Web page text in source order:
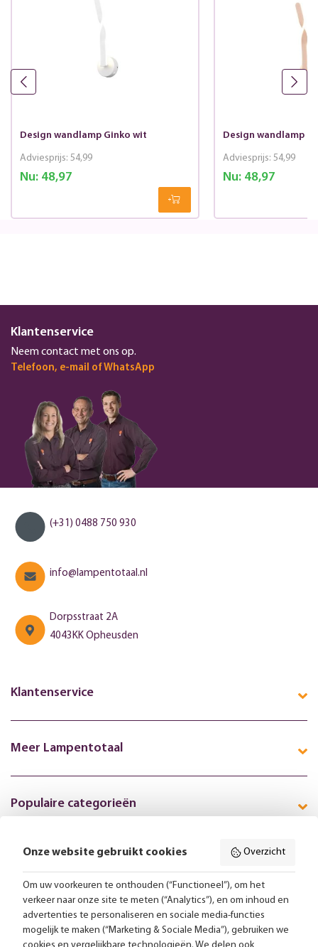
Design wandlamp Ginko wit
Nu:48,97
Adviesprijs: 54,99
Design wandlamp
Nu:48,97
Adviesprijs: 54,99
Klantenservice
Neem contact met ons op.
Telefoon, e-mail of WhatsApp
(+31) 0488 750 930
info@lampentotaal.nl
Dorpsstraat 2A
4043KK Opheusden
Klantenservice
Meer Lampentotaal
Populaire categorieën
Gratis bezorging vanaf 99,-
Onze website gebruikt cookies Overzicht
Om uw voorkeuren te onthouden (“Functioneel”), om het
verkeer naar onze site te meten (“Analytics”), en om inhoud en
advertenties te personaliseren en sociale media-functies
mogelijk te maken (“Marketing & Sociale Media”), gebruiken we